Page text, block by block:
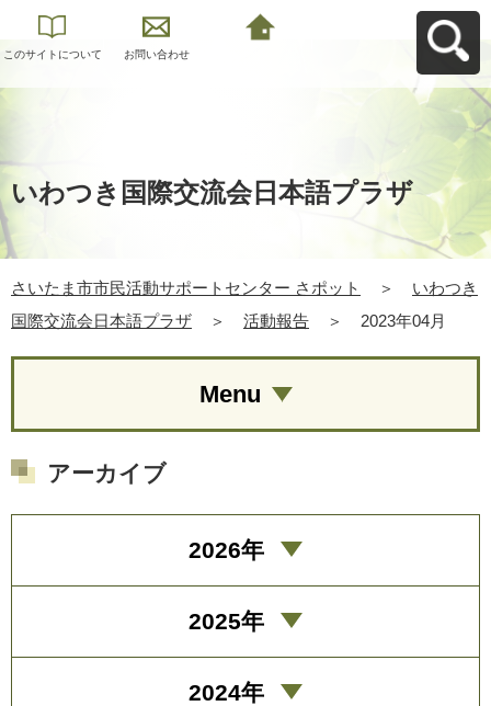
このサイトについて お問い合わせ
いわつき国際交流会日本語プラザ
さいたま市市民活動サポートセンター さポット ＞
いわつき
国際交流会日本語プラザ
＞ 活動報告 ＞ 2023年04月
Menu
アーカイブ
2026年
2025年
2024年